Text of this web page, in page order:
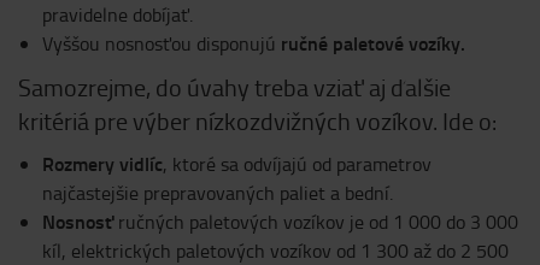
pravidelne dobíjať.
Vyššou nosnosťou disponujú ručné paletové vozíky.
Samozrejme, do úvahy treba vziať aj ďalšie
kritériá pre výber nízkozdvižných vozíkov. Ide o:
Rozmery vidlíc, ktoré sa odvíjajú od parametrov
najčastejšie prepravovaných paliet a bední.
Nosnosťručných paletových vozíkov je od 1 000 do 3 000
kíl, elektrických paletových vozíkov od 1 300 až do 2 500